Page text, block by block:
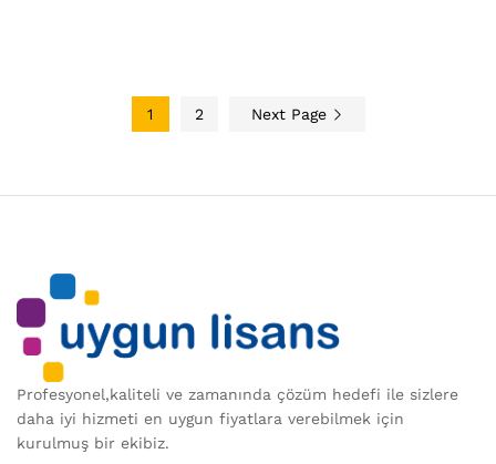
1 2 Next Page
Profesyonel,kaliteli ve zamanında çözüm hedefi ile sizlere
daha iyi hizmeti en uygun fiyatlara verebilmek için
kurulmuş bir ekibiz.